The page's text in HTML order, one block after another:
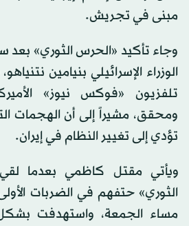
مبنى في تجريش.
وجاء تأكيد «الحرس الثوري» بعد
الوزراء الإسرائيلي بنيامين
تلفزيون «فوكس نيوز»
ومحقق، مشيراً إلى أن الهجمات
تؤدي إلى تغيير النظام في إيران.
ويأتي مقتل كاظمي بعدما
الثوري» حتفهم في الضربات
مساء الجمعة، واستهدفت